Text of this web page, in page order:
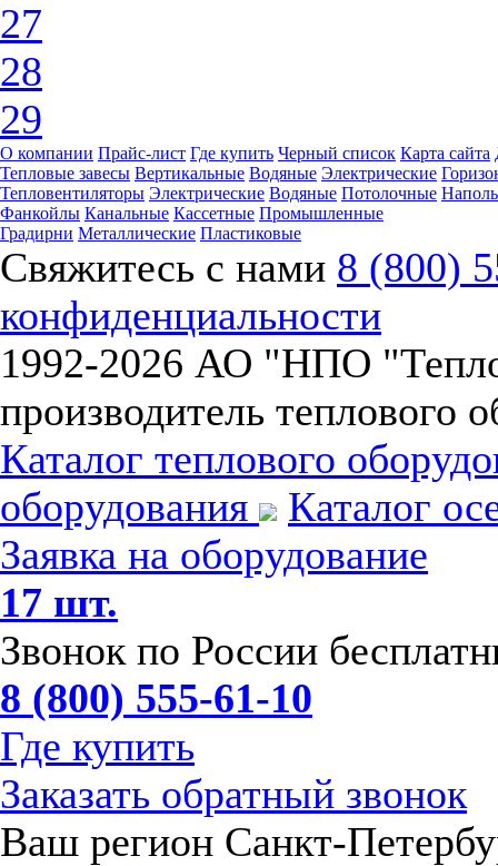
27
28
29
О компании Прайс-лист Где купить Черный список Карта сайта
Тепловые завесы Вертикальные Водяные Электрические
Тепловентиляторы Электрические Водяные Потолочные
Фанкойлы Канальные Кассетные Промышленные
Градирни Металлические Пластиковые
Свяжитесь с нами 8 (800)
конфиденциальности
1992-2026 АО "НПО
производитель теплового
Каталог теплового
оборудования
Каталог
Заявка на оборудование
17 шт.
Звонок по России
8 (800) 555-61-10
Где купить
Заказать обратный звонок
Ваш регион Санкт-